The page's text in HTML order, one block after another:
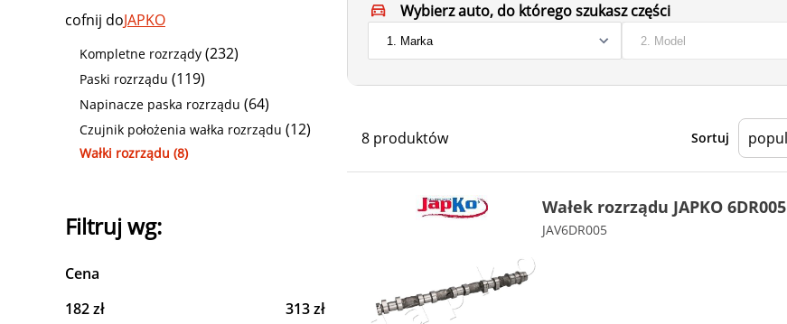
cofnij doJAPKO
Kompletne rozrządy (232)
Paski rozrządu (119)
Napinacze paska rozrządu (64)
Czujnik położenia wałka rozrządu (12)
Wałki rozrządu (8)
Filtruj wg:
Cena
182 zł
313 zł
Wybierz auto, do którego szukasz części
8 produktów Sortuj
Wałek rozrządu JAPKO 6DR005
JAV6DR005